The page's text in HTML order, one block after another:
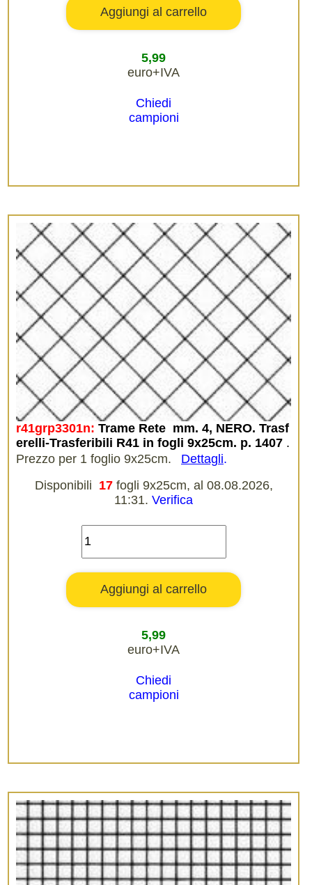
5,99
euro+IVA
Chiedi
campioni
r41grp3301n: Trame Rete  mm. 4, NERO. Trasf
erelli-Trasferibili R41 in fogli 9x25cm. p. 1407 .
Prezzo per 1 foglio 9x25cm.
Dettagli.
Disponibili 17 fogli 9x25cm, al 08.08.2026,
11:31. Verifica
5,99
euro+IVA
Chiedi
campioni